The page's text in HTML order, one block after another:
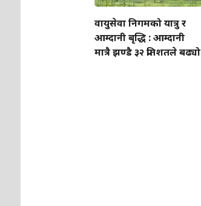
वायुसेवा निगमको यात्रु र
आम्दानी बृद्धि : आम्दानी
मात्रै झण्डै ३२ प्रतिशतले बढ्यो